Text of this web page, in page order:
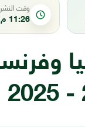
وقت النشر
11:26 م